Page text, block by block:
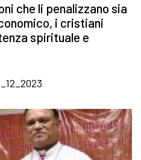
che li penalizzano sia
i cristiani
spirituale e